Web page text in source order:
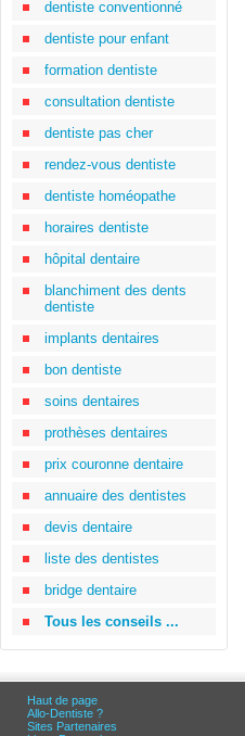
dentiste conventionné
dentiste pour enfant
formation dentiste
consultation dentiste
dentiste pas cher
rendez-vous dentiste
dentiste homéopathe
horaires dentiste
hôpital dentaire
blanchiment des dents
dentiste
implants dentaires
bon dentiste
soins dentaires
prothèses dentaires
prix couronne dentaire
annuaire des dentistes
devis dentaire
liste des dentistes
bridge dentaire
Tous les conseils ...
Haut de page
Allo-Dentiste ?
Sites Partenaires